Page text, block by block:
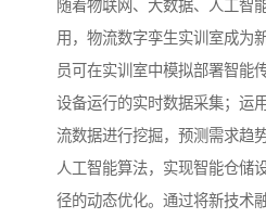
随着物联网、大数据、人工智
用，物流数字孪生实训室成为
员可在实训室中模拟部署智能
设备运行的实时数据采集；运
流数据进行挖掘，预测需求趋
人工智能算法，实现智能仓储
径的动态优化。通过将新技术